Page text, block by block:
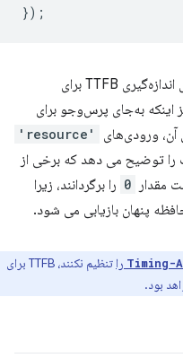
قطعه کد قبلی مشابه چیزی است که برای اندازه‌گیری TTFB برای
به‌جای پرس‌وجو برای
ورودی‌های 'resource'
می دهد که برخی از
0
را برگردانند، زیرا
پنهان بازیابی می شود.
را
تنظیم نکنند، TTFB برای